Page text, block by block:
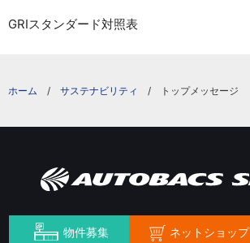
GRIスタンダード対照表
サステナビリティ トップメッセージ
物件募集 ネットショップ